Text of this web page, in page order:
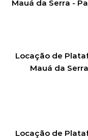
Mauá da Serra -
Locação de
Mauá da
Locação de